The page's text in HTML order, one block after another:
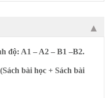
độ: A1 – A2 – B1 –B2.
bài học + Sách bài